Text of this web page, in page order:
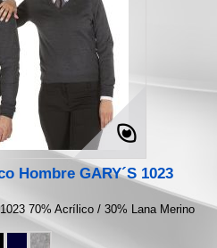
Hombre GARY´S 1023
70% Acrílico / 30% Lana Merino